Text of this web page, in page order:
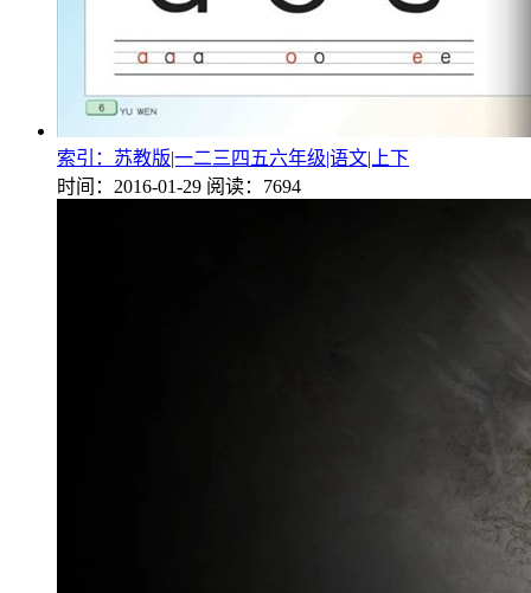
索引：苏教版|一二三四五六年级|语文|上下
时间：2016-01-29 阅读：7694